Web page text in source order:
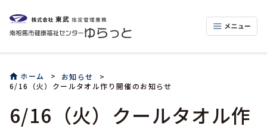
ホーム
お知らせ
6/16（火）クールタオル作り開催のお知らせ
6/16（火）クールタオル作